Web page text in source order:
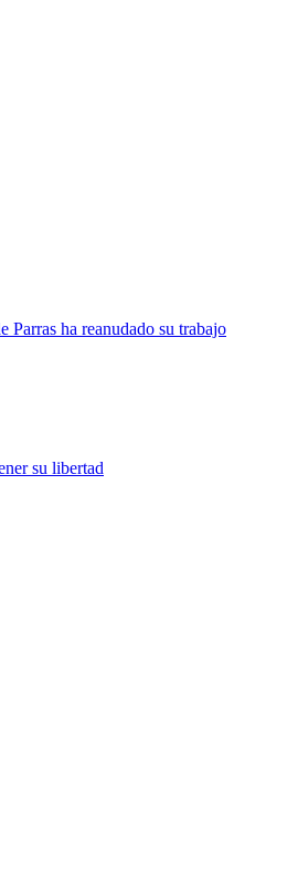
ha reanudado su trabajo
su libertad